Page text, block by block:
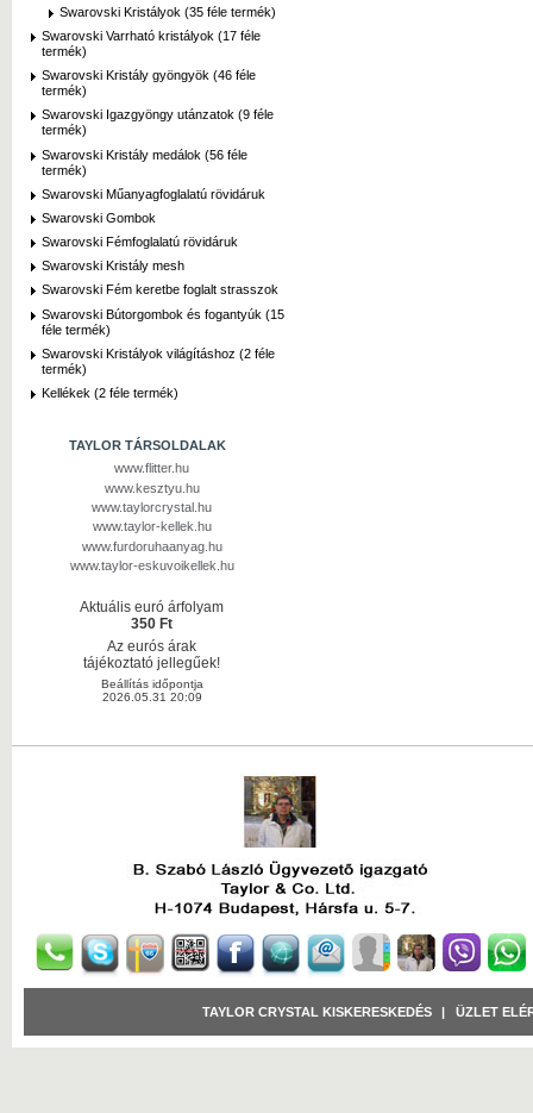
Swarovski Kristályok (35 féle termék)
Swarovski Varrható kristályok (17 féle
termék)
Swarovski Kristály gyöngyök (46 féle
termék)
Swarovski Igazgyöngy utánzatok (9 féle
termék)
Swarovski Kristály medálok (56 féle
termék)
Swarovski Műanyagfoglalatú rövidáruk
Swarovski Gombok
Swarovski Fémfoglalatú rövidáruk
Swarovski Kristály mesh
Swarovski Fém keretbe foglalt strasszok
Swarovski Bútorgombok és fogantyúk (15
féle termék)
Swarovski Kristályok világításhoz (2 féle
termék)
Kellékek (2 féle termék)
TAYLOR TÁRSOLDALAK
www.flitter.hu
www.kesztyu.hu
www.taylorcrystal.hu
www.taylor-kellek.hu
www.furdoruhaanyag.hu
www.taylor-eskuvoikellek.hu
Aktuális euró árfolyam
350 Ft
Az eurós árak
tájékoztató jellegűek!
Beállítás időpontja
2026.05.31 20:09
TAYLOR CRYSTAL KISKERESKEDÉS ÜZLET